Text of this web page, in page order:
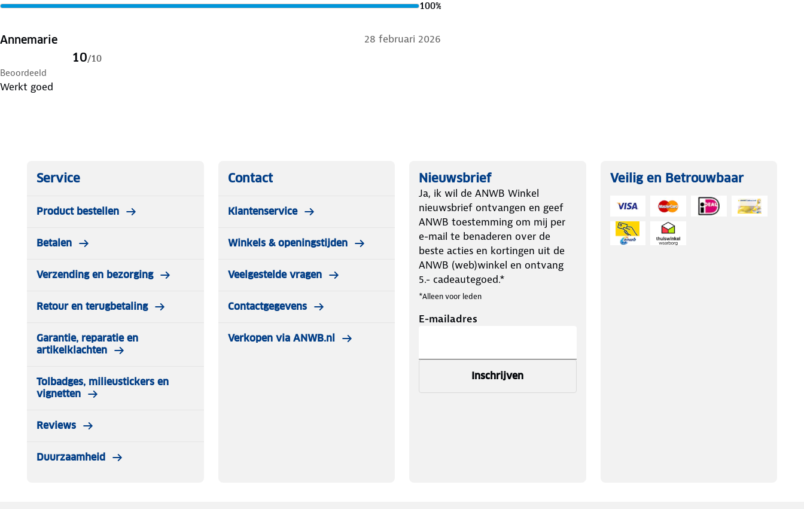
100%
Annemarie 28 februari 2026
10/10
Beoordeeld
Werkt goed
Service
Product bestellen
Betalen
Verzending en bezorging
Retour en terugbetaling
Garantie, reparatie en
artikelklachten
Tolbadges, milieustickers en
vignetten
Reviews
Duurzaamheid
Contact
Klantenservice
Winkels & openingstijden
Veelgestelde vragen
Contactgegevens
Verkopen via ANWB.nl
Nieuwsbrief
Ja, ik wil de ANWB Winkel
nieuwsbrief ontvangen en geef
ANWB toestemming om mij per
e-mail te benaderen over de
beste acties en kortingen uit de
ANWB (web)winkel en ontvang
5.- cadeautegoed.*
*Alleen voor leden
E-mailadres
Inschrijven
Veilig en Betrouwbaar